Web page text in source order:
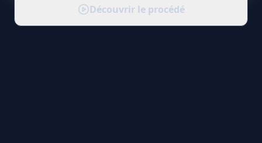
Découvrir le procédé